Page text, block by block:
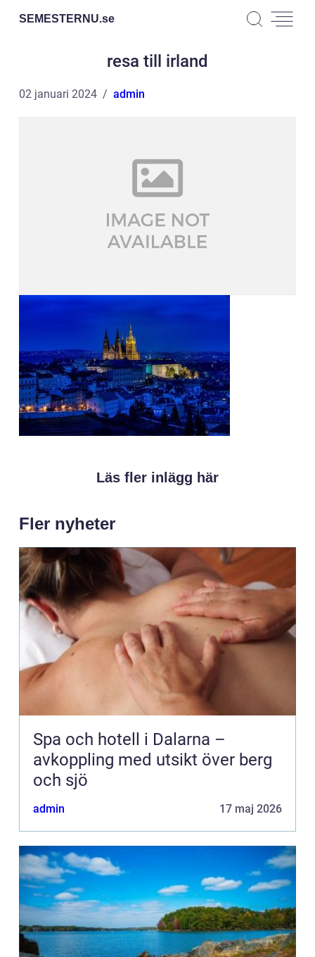
SEMESTERNU.se
resa till irland
02 januari 2024 admin
Läs fler inlägg här
Fler nyheter
Spa och hotell i Dalarna –
avkoppling med utsikt över berg
och sjö
admin 17 maj 2026